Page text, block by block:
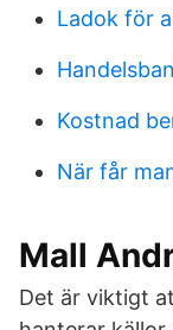
Ladok för
Kostnad
När får
Mall
Det är viktigt